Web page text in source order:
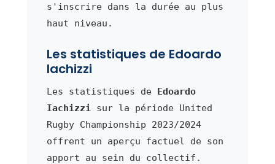
s'inscrire dans la durée au plus
haut niveau.
Les statistiques de Edoardo
Iachizzi
Les statistiques de Edoardo
Iachizzisur la période United
Rugby Championship 2023/2024
offrent un aperçu factuel de son
apport au sein du collectif.